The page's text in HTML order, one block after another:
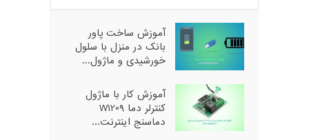
آموزش ساخت پاور
بانک در منزل با سلول
خورشیدی و ماژول...
آموزش کار با ماژول
کنترلر دما W1209
دماسنج اینترنت...